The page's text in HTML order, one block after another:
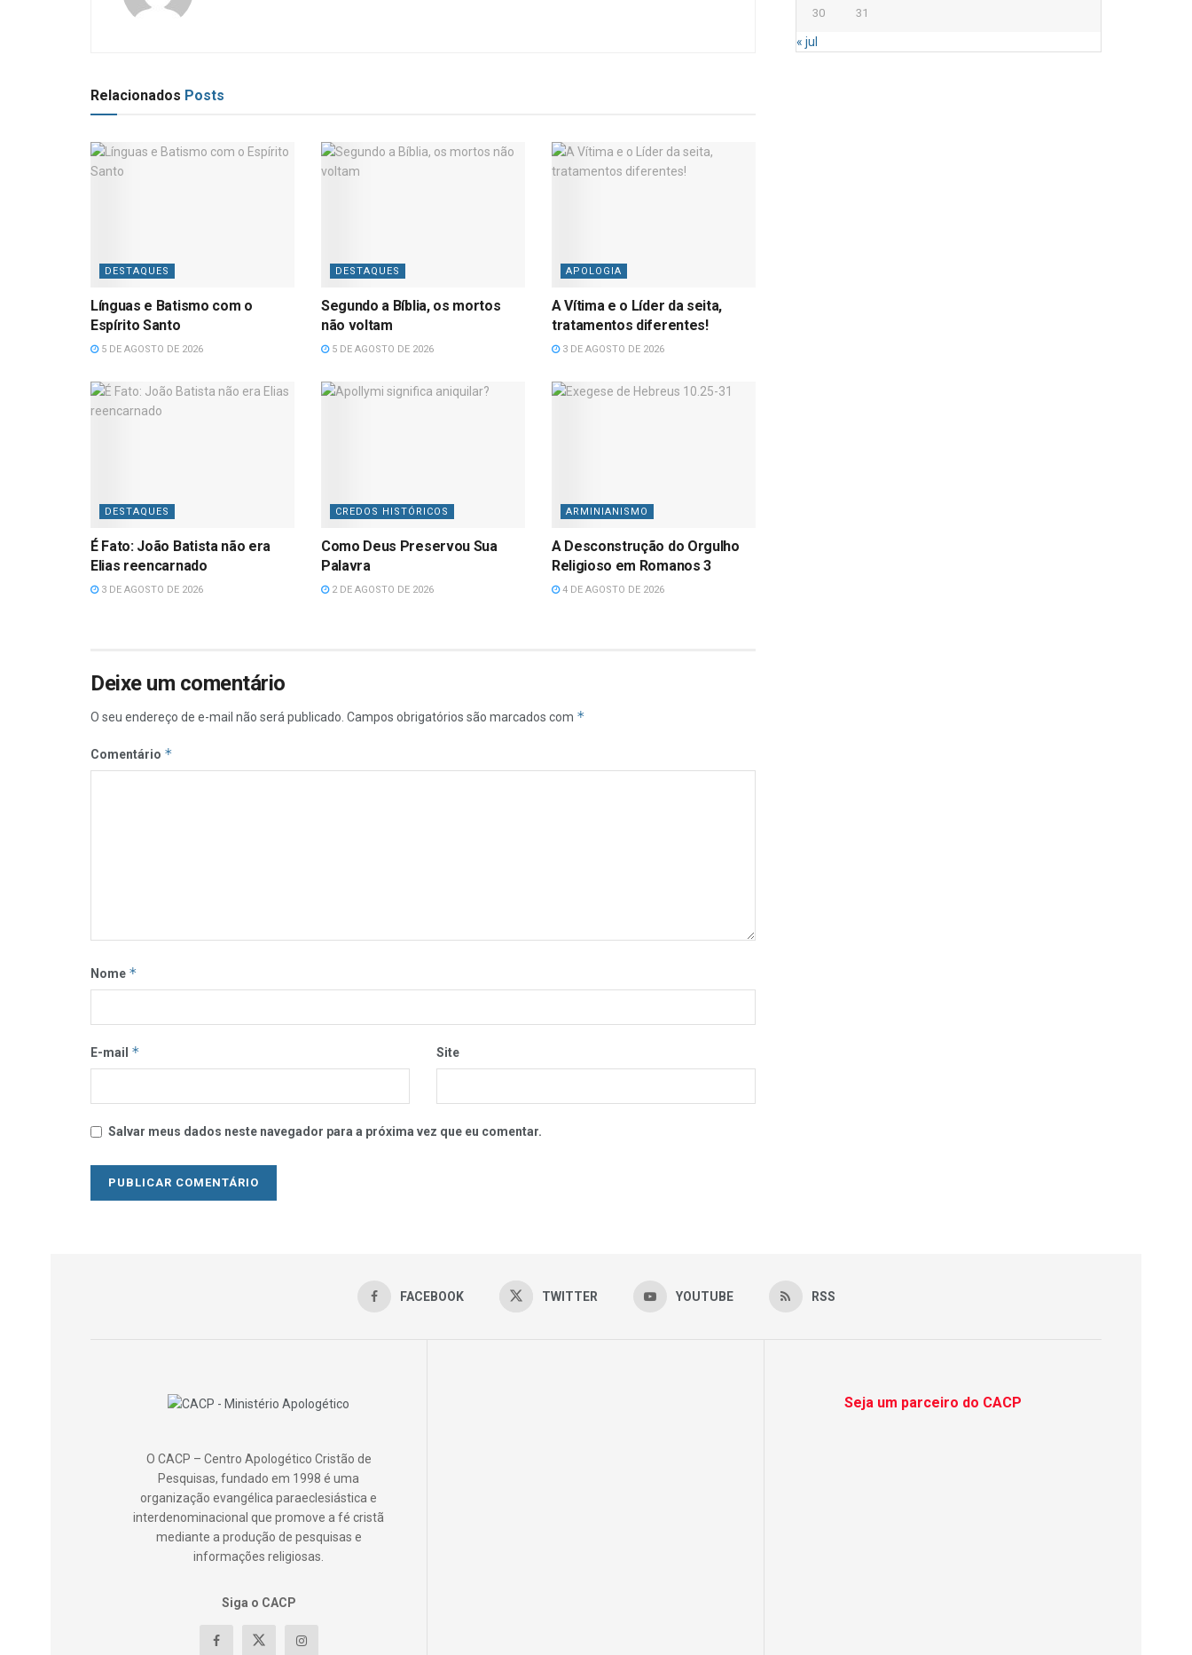
Relacionados Posts
DESTAQUES
Línguas e Batismo com o
Espírito Santo
5 DE AGOSTO DE 2026
DESTAQUES
Segundo a Bíblia, os mortos
não voltam
5 DE AGOSTO DE 2026
APOLOGIA
A Vítima e o Líder da seita,
tratamentos diferentes!
3 DE AGOSTO DE 2026
DESTAQUES
É Fato: João Batista não era
Elias reencarnado
3 DE AGOSTO DE 2026
CREDOS HISTÓRICOS
Como Deus Preservou Sua
Palavra
2 DE AGOSTO DE 2026
ARMINIANISMO
A Desconstrução do Orgulho
Religioso em Romanos 3
4 DE AGOSTO DE 2026
Deixe um comentário
O seu endereço de e-mail não será publicado. Campos obrigatórios são marcados com *
Comentário *
Nome *
E-mail * Site
Salvar meus dados neste navegador para a próxima vez que eu comentar.
30 31
« jul
FACEBOOK TWITTER YOUTUBE RSS
O CACP – Centro Apologético Cristão de
Pesquisas, fundado em 1998 é uma
organização evangélica paraeclesiástica e
interdenominacional que promove a fé cristã
mediante a produção de pesquisas e
informações religiosas.
Siga o CACP
Seja um parceiro do CACP